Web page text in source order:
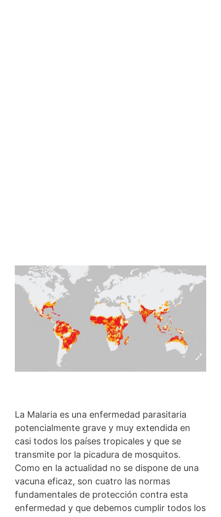
La Malaria es una enfermedad parasitaria
potencialmente grave y muy extendida en
casi todos los países tropicales y que se
transmite por la picadura de mosquitos.
Como en la actualidad no se dispone de una
vacuna eficaz, son cuatro las normas
fundamentales de protección contra esta
enfermedad y que debemos cumplir todos los